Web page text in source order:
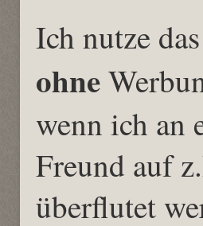
Ich nutze
ohne
wenn ich an
Freund auf
überflutet